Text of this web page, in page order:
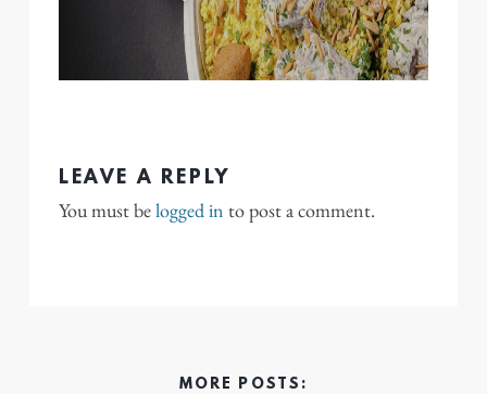
LEAVE A REPLY
You must belogged in to post a comment.
MORE POSTS: